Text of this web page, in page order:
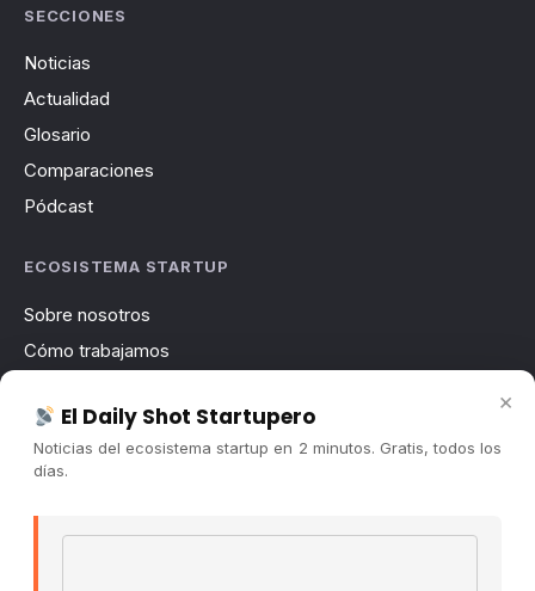
SECCIONES
Noticias
Actualidad
Glosario
Comparaciones
Pódcast
ECOSISTEMA STARTUP
Sobre nosotros
Cómo trabajamos
Contacto
Publicidad
×
El Daily Shot Startupero
Noticias del ecosistema startup en 2 minutos. Gratis, todos los
días.